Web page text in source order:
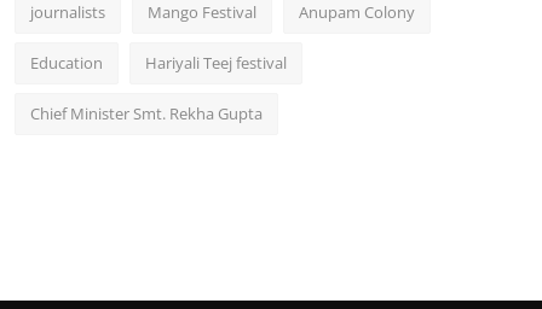
journalists Mango Festival Anupam Colony
Education Hariyali Teej festival
Chief Minister Smt. Rekha Gupta